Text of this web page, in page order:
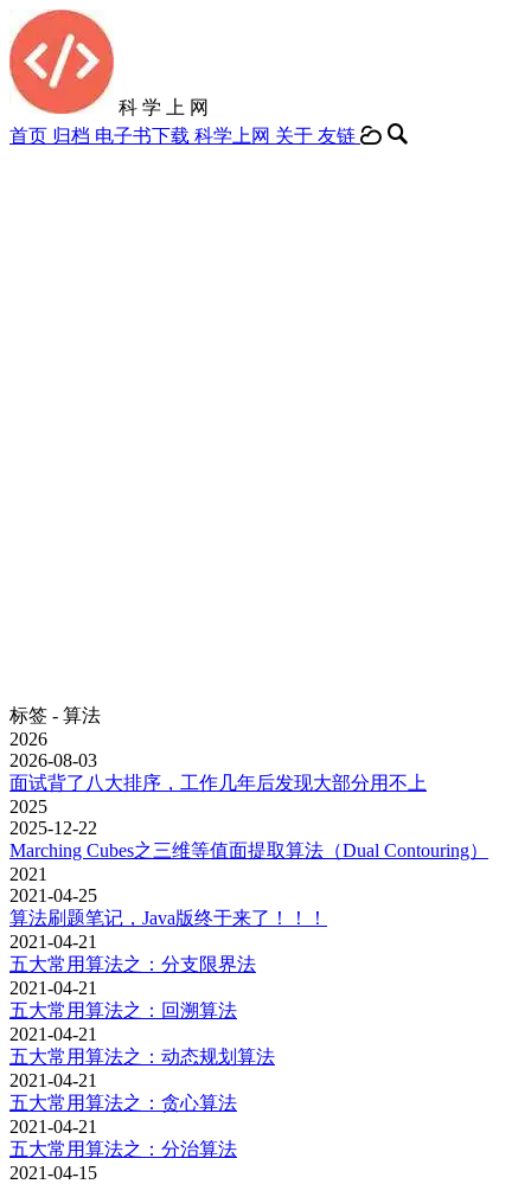
科 学 上 网
首页 归档 电子书下载 科学上网 关于 友链
标签 - 算法
2026
2026-08-03
面试背了八大排序，工作几年后发现大部分用不上
2025
2025-12-22
Marching Cubes之三维等值面提取算法（Dual Contouring）
2021
2021-04-25
算法刷题笔记，Java版终于来了！！！
2021-04-21
五大常用算法之：分支限界法
2021-04-21
五大常用算法之：回溯算法
2021-04-21
五大常用算法之：动态规划算法
2021-04-21
五大常用算法之：贪心算法
2021-04-21
五大常用算法之：分治算法
2021-04-15